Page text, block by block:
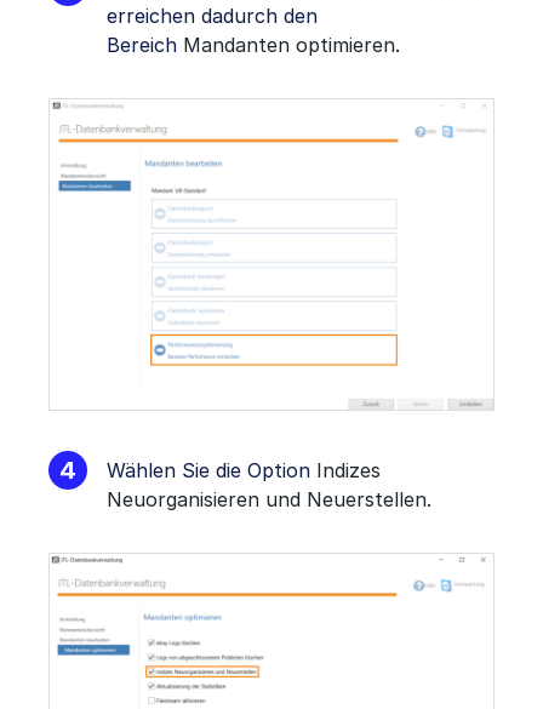
erreichen dadurch den
Bereich Mandanten optimieren.
Wählen Sie die Option Indizes
Neuorganisieren und Neuerstellen.